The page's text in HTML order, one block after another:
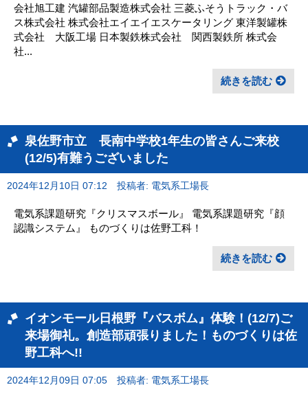
会社旭工建 汽罐部品製造株式会社 三菱ふそうトラック・バ
ス株式会社 株式会社エイエイエスケータリング 東洋製罐株
式会社 大阪工場 日本製鉄株式会社 関西製鉄所 株式会
社...
続きを読む
泉佐野市立 長南中学校1年生の皆さんご来校
(12/5)有難うございました
2024年12月10日 07:12 投稿者: 電気系工場長
電気系課題研究『クリスマスボール』 電気系課題研究『顔
認識システム』 ものづくりは佐野工科！
続きを読む
イオンモール日根野『バスボム』体験！(12/7)ご
来場御礼。創造部頑張りました！ものづくりは佐
野工科へ!!
2024年12月09日 07:05 投稿者: 電気系工場長